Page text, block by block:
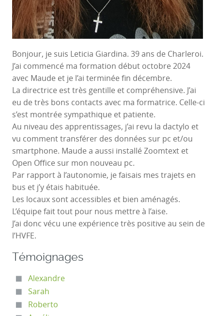
Bonjour, je suis Leticia Giardina. 39 ans de Charleroi.
J’ai commencé ma formation début octobre 2024
avec Maude et je l’ai terminée fin décembre.
La directrice est très gentille et compréhensive. J’ai
eu de très bons contacts avec ma formatrice. Celle-ci
s’est montrée sympathique et patiente.
Au niveau des apprentissages, j’ai revu la dactylo et
vu comment transférer des données sur pc et/ou
smartphone. Maude a aussi installé Zoomtext et
Open Office sur mon nouveau pc.
Par rapport à l’autonomie, je faisais mes trajets en
bus et j’y étais habituée.
Les locaux sont accessibles et bien aménagés.
L’équipe fait tout pour nous mettre à l’aise.
J’ai donc vécu une expérience très positive au sein de
l’HVFE.
Témoignages
Alexandre
Sarah
Roberto